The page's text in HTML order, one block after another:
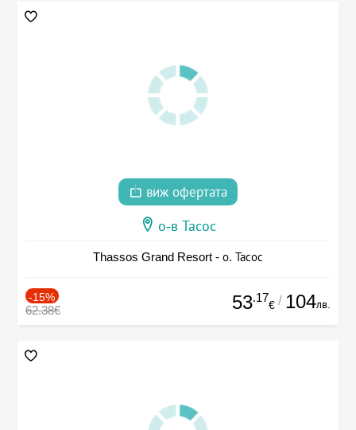
виж офертата
о-в Тасос
Thassos Grand Resort - о. Тасос
-15%
62.38€ 53.17
€ / 104лв.